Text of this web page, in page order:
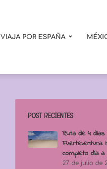
VIAJA POR ESPAÑA
POST RECIENTES
Ruta de 4 días
Fuerteventura:
completo día a
27 de julio de